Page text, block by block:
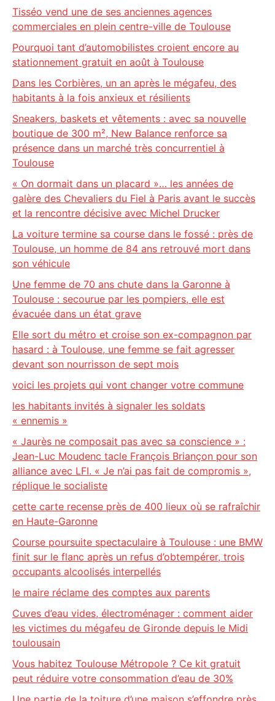
Tisséo vend une de ses anciennes agences
commerciales en plein centre-ville de Toulouse
Pourquoi tant d’automobilistes croient encore au
stationnement gratuit en août à Toulouse
Dans les Corbières, un an après le mégafeu, des
habitants à la fois anxieux et résilients
Sneakers, baskets et vêtements : avec sa nouvelle
boutique de 300 m², New Balance renforce sa
présence dans un marché très concurrentiel à
Toulouse
« On dormait dans un placard »… les années de
galère des Chevaliers du Fiel à Paris avant le succès
et la rencontre décisive avec Michel Drucker
La voiture termine sa course dans le fossé : près de
Toulouse, un homme de 84 ans retrouvé mort dans
son véhicule
Une femme de 70 ans chute dans la Garonne à
Toulouse : secourue par les pompiers, elle est
évacuée dans un état grave
Elle sort du métro et croise son ex-compagnon par
hasard : à Toulouse, une femme se fait agresser
devant son nourrisson de sept mois
voici les projets qui vont changer votre commune
les habitants invités à signaler les soldats
« ennemis »
« Jaurès ne composait pas avec sa conscience » :
Jean-Luc Moudenc tacle François Briançon pour son
alliance avec LFI. « Je n’ai pas fait de compromis »,
réplique le socialiste
cette carte recense près de 400 lieux où se rafraîchir
en Haute-Garonne
Course poursuite spectaculaire à Toulouse : une BMW
finit sur le flanc après un refus d’obtempérer, trois
occupants alcoolisés interpellés
le maire réclame des comptes aux parents
Cuves d’eau vides, électroménager : comment aider
les victimes du mégafeu de Gironde depuis le Midi
toulousain
Vous habitez Toulouse Métropole ? Ce kit gratuit
peut réduire votre consommation d’eau de 30%